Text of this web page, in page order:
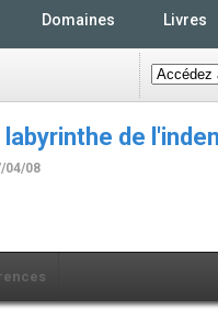
Domaines Livres
de
04/08